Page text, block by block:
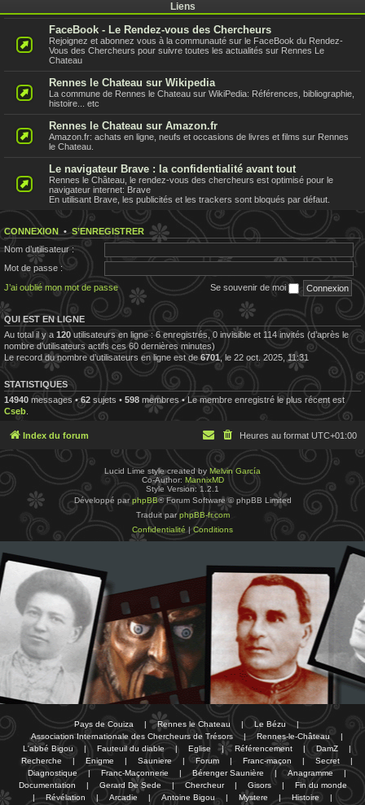
Liens
FaceBook - Le Rendez-vous des Chercheurs
Rejoignez et abonnez vous à la communauté sur le FaceBook du Rendez-
Vous des Chercheurs pour suivre toutes les actualités sur Rennes Le
Chateau
Rennes le Chateau sur Wikipedia
La commune de Rennes le Chateau sur WikiPedia: Références, bibliographie,
histoire... etc
Rennes le Chateau sur Amazon.fr
Amazon.fr: achats en ligne, neufs et occasions de livres et films sur Rennes
le Chateau.
Le navigateur Brave : la confidentialité avant tout
Rennes le Château, le rendez-vous des chercheurs est optimisé pour le
navigateur internet: Brave
En utilisant Brave, les publicités et les trackers sont bloqués par défaut.
CONNEXION •S’ENREGISTRER
Nom d’utilisateur :
Mot de passe :
J’ai oublié mon mot de passe
Se souvenir de moi
QUI EST EN LIGNE
Au total il y a 120utilisateurs en ligne : 6 enregistrés, 0 invisible et 114 invités (d’après le
nombre d’utilisateurs actifs ces 60 dernières minutes)
Le record du nombre d’utilisateurs en ligne est de6701, le 22 oct. 2025, 11:31
STATISTIQUES
14940 messages •62 sujets • 598 membres • Le membre enregistré le plus récent est
Cseb
Index du forum Heures au format UTC+01:00
Lucid Lime style created by Melvin García
Co-Author: MannixMD
Style Version: 1.2.1
Développé parphpBB® Forum Software © phpBB Limited
Traduit parphpBB-fr.com
Confidentialité |Conditions
Pays de Couiza | Rennes le Chateau | Le Bézu
|
Association Internationale des Chercheurs de Trésors
| Rennes-le-Château
|
L'abbé Bigou
| Fauteuil du diable | Eglise | Référencement | DamZ
|
Recherche
| Enigme | Sauniere | Forum | Franc-maçon | Secret
|
Diagnostique
| Franc-Maçonnerie | Bérenger Saunière | Anagramme
|
Documentation
| Gerard De Sede | Chercheur | Gisors |
Fin du monde
|
Révélation | Arcadie | Antoine Bigou | Mystere | Histoire |